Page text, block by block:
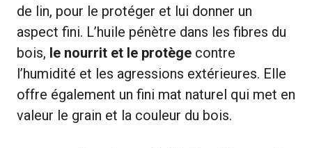
de lin, pour le protéger et lui donner un
aspect fini. L’huile pénètre dans les fibres du
bois, le nourrit et le protège contre
l’humidité et les agressions extérieures. Elle
offre également un fini mat naturel qui met en
valeur le grain et la couleur du bois.